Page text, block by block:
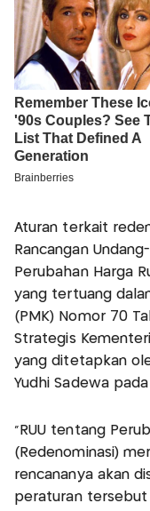
Aturan terkait
Rancangan
Perubahan Harga
yang tertuang
(PMK) Nomor 70
Strategis
yang ditetapkan
Yudhi Sadewa
"RUU tentang
(Redenominasi)
rencananya akan
peraturan tersebut